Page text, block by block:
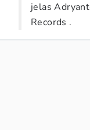
jelas
Records .